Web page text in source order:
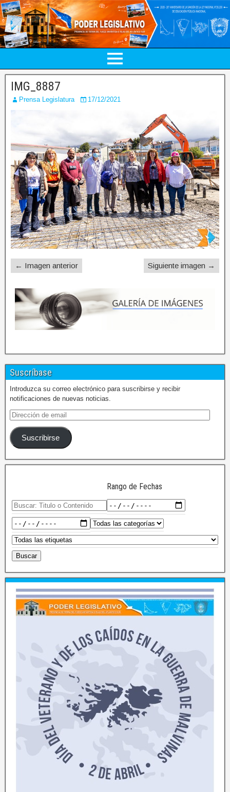
IMG_8887
Prensa Legislatura 17/12/2021
← Imagen anterior Siguiente imagen →
Suscríbase
Introduzca su correo electrónico para suscribirse y recibir
notificaciones de nuevas noticias.
Suscribirse
Rango de Fechas